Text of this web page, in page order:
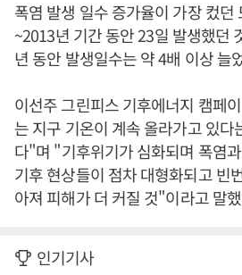
폭염 발생 일수 증가율이 가장 컸던
~2013년 기간 동안 23일 발생했던
년 동안 발생일수는 약 4배 이상 늘
이선주 그린피스 기후에너지 캠페
는 지구 기온이 계속 올라가고 있다
다"며 "기후위기가 심화되며 폭염
기후 현상들이 점차 대형화되고 빈
아져 피해가 더 커질 것"이라고 말
인기기사